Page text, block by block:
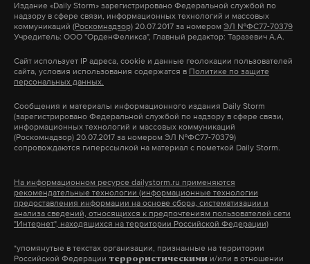
органы в том, что при осмотре помещений, в
которых базировались «Свидетели», они сами
содержания.
В ответ на апелляционную жалобу «Свидетелей
Иеговы» представитель Минюста РФ Светлана
Борисова заявила, что апрельское решение
которую ведет организация даже после
вынесения вердикта.
«Несмотря на все претензии по поводу
Издание «Daily Storm» зарегистрировано Федеральной службой по
надзору в сфере связи, информационных технологий и массовых
коммуникаций (Роскомнадзор) 20.07.2017 за номером ЭЛ №ФС77-70379
Учредитель: ООО "ОрденФеликса", Главный редактор: Таразевич А.А.
Сайт использует IP адреса, cookie и данные геолокации пользователей
сайта, условия использования содержатся в Политике по защите
персональных данных.
Сообщения и материалы информационного издания Daily Storm
(зарегистрировано Федеральной службой по надзору в сфере связи,
информационных технологий и массовых коммуникаций
(Роскомнадзор) 20.07.2017 за номером ЭЛ №ФС77-70379)
сопровождаются гиперссылкой на материал с пометкой Daily Storm.
На информационном ресурсе dailystorm.ru применяются
рекомендательные технологии (информационные технологии
предоставления информации на основе сбора, систематизации и
анализа сведений, относящихся к предпочтениям пользователей сети
"Интернет", находящихся на территории Российской Федерации)
*упомянутые в текстах организации, признанные на территории
Российской Федерации террористическими и/или в отношении